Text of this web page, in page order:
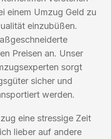
einem Umzug Geld zu
einzubüßen.
Preisen an. Unser
sorgt
sicher und
werden.
eine stressige Zeit
lieber auf andere